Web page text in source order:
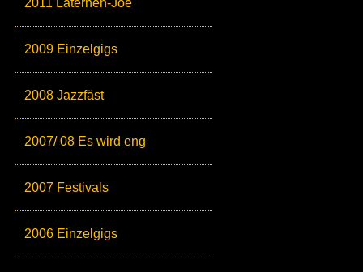
2011 Laternen-Joe
2009 Einzelgigs
2008 Jazzfäst
2007/ 08 Es wird eng
2007 Festivals
2006 Einzelgigs